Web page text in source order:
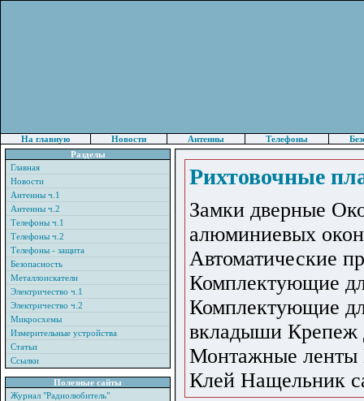
На главную Новости Антенны Телефоны
Разделы
Главная
Новости
Антенны ч.1
Антенны ч.2
Телефоны ч.1
Телефоны ч.2
Телефоны - защита
Безопасность
Металлоискатели
Электричество ч.1
Электричество ч.2
Микросхемы
Измерительные устройства
Статьи
Ссылки
Полезные сайты
Журнал "Радиолюбитель"
Рихтовочные
Замки дверные
алюминиевых
Автоматические
Комплектующие
Комплектующие
вкладыши Крепеж
Монтажные ленты
Клей Нащельник